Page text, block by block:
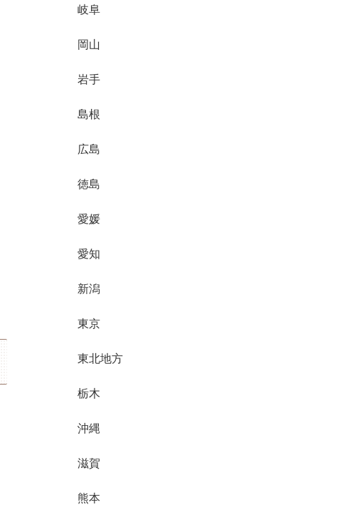
岐阜
岡山
岩手
島根
広島
徳島
愛媛
愛知
新潟
東京
東北地方
栃木
沖縄
滋賀
熊本